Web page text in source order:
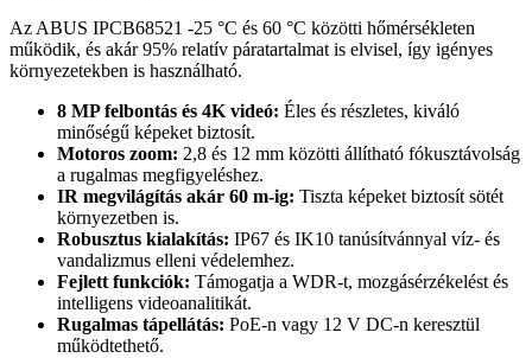
Az ABUS IPCB68521 -25 °C és 60 °C közötti hőmérsékleten
működik, és akár 95% relatív páratartalmat is elvisel, így igényes
környezetekben is használható.
8 MP felbontás és 4K videó: Éles és részletes, kiváló
minőségű képeket biztosít.
Motoros zoom: 2,8 és 12 mm közötti állítható fókusztávolság
a rugalmas megfigyeléshez.
IR megvilágítás akár 60 m-ig: Tiszta képeket biztosít sötét
környezetben is.
Robusztus kialakítás: IP67 és IK10 tanúsítvánnyal víz- és
vandalizmus elleni védelemhez.
Fejlett funkciók: Támogatja a WDR-t, mozgásérzékelést és
intelligens videoanalitikát.
Rugalmas tápellátás: PoE-n vagy 12 V DC-n keresztül
működtethető.